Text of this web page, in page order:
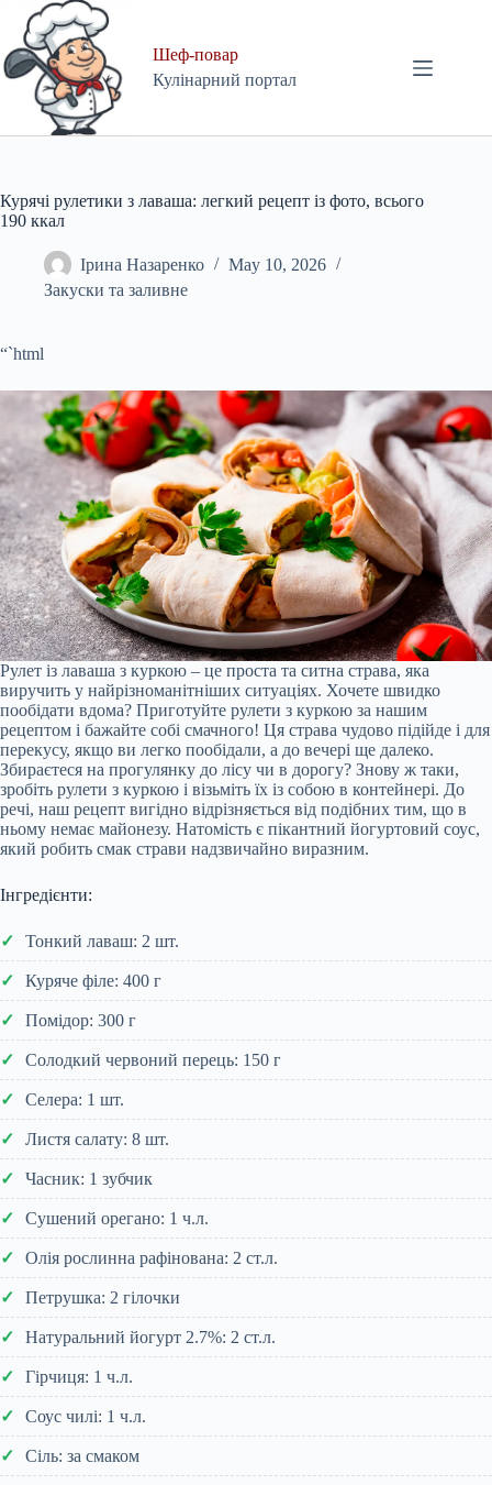
content
Шеф-повар
Кулінарний портал
Курячі рулетики з лаваша: легкий рецепт із фото, всього
190 ккал
Ірина Назаренко
May 10, 2026
Закуски та заливне
“`html
Рулет із лаваша з куркою – це проста та ситна страва, яка
виручить у найрізноманітніших ситуаціях. Хочете швидко
пообідати вдома? Приготуйте рулети з куркою за нашим
рецептом і бажайте собі смачного! Ця страва чудово підійде і для
перекусу, якщо ви легко пообідали, а до вечері ще далеко.
Збираєтеся на прогулянку до лісу чи в дорогу? Знову ж таки,
зробіть рулети з куркою і візьміть їх із собою в контейнері. До
речі, наш рецепт вигідно відрізняється від подібних тим, що в
ньому немає майонезу. Натомість є пікантний йогуртовий соус,
який робить смак страви надзвичайно виразним.
Інгредієнти:
Тонкий лаваш: 2 шт.
Куряче філе: 400 г
Помідор: 300 г
Солодкий червоний перець: 150 г
Селера: 1 шт.
Листя салату: 8 шт.
Часник: 1 зубчик
Сушений орегано: 1 ч.л.
Олія рослинна рафінована: 2 ст.л.
Петрушка: 2 гілочки
Натуральний йогурт 2.7%: 2 ст.л.
Гірчиця: 1 ч.л.
Соус чилі: 1 ч.л.
Сіль: за смаком